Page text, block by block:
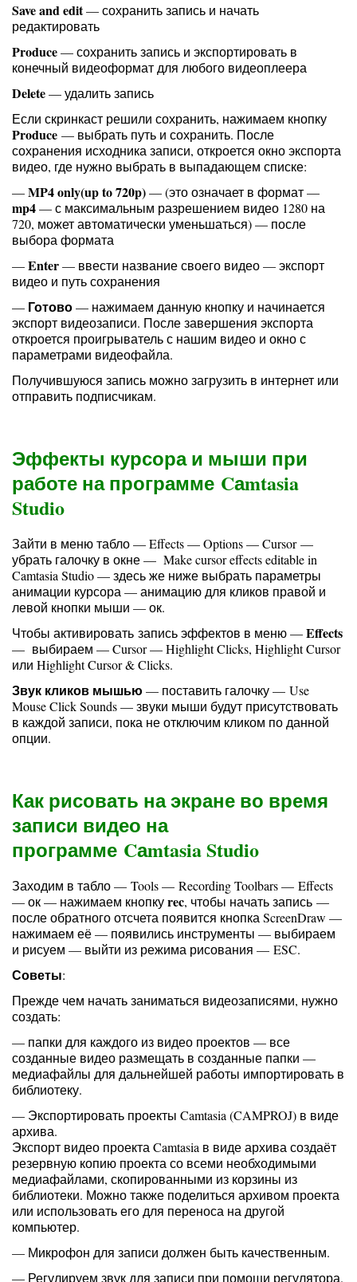
Save and edit— сохранить запись и начать
редактировать
Produce— сохранить запись и экспортировать в
конечный видеоформат для любого видеоплеера
Delete— удалить запись
Если скринкаст решили сохранить, нажимаем кнопку
Produce — выбрать путь и сохранить. После
сохранения исходника записи, откроется окно экспорта
видео, где нужно выбрать в выпадающем списке:
—MP4 only(up to 720p)— (это означает в формат —
mp4— с максимальным разрешением видео 1280 на
720, может автоматически уменьшаться) — после
выбора формата
—Enter— ввести название своего видео — экспорт
видео и путь сохранения
— Готово— нажимаем данную кнопку и начинается
экспорт видеозаписи. После завершения экспорта
откроется проигрыватель с нашим видео и окно с
параметрами видеофайла.
Получившуюся запись можно загрузить в интернет или
отправить подписчикам.
Эффекты курсора и мыши при
работе на программе Cаmtasia
Studio
Зайти в меню табло — Effects — Options — Cursor —
убрать галочку в окне — Make cursor effects editable in
Camtasia Studio — здесь же ниже выбрать параметры
анимации курсора — анимацию для кликов правой и
левой кнопки мыши — ок.
Чтобы активировать запись эффектов в меню —Effects
— выбираем — Cursor — Highlight Clicks, Highlight Cursor
или Highlight Cursor & Clicks.
Звук кликов мышью — поставить галочку — Use
Mouse Click Sounds — звуки мыши будут присутствовать
в каждой записи, пока не отключим кликом по данной
опции.
Как рисовать на экране во время
записи видео на
программе Cаmtasia Studio
Заходим в табло — Tools — Recording Toolbars — Effects
— ок — нажимаем кнопкуrec, чтобы начать запись —
после обратного отсчета появится кнопка ScreenDraw —
нажимаем её — появились инструменты — выбираем
и рисуем — выйти из режима рисования — ESC.
Советы:
Прежде чем начать заниматься видеозаписями, нужно
создать:
— папки для каждого из видео проектов — все
созданные видео размещать в созданные папки —
медиафайлы для дальнейшей работы импортировать в
библиотеку.
— Экспортировать проекты Camtasia (CAMPROJ) в виде
архива.
Экспорт видео проекта Camtasia в виде архива создаёт
резервную копию проекта со всеми необходимыми
медиафайлами, скопированными из корзины из
библиотеки. Можно также поделиться архивом проекта
или использовать его для переноса на другой
компьютер.
— Микрофон для записи должен быть качественным.
— Регулируем звук для записи при помощи регулятора.